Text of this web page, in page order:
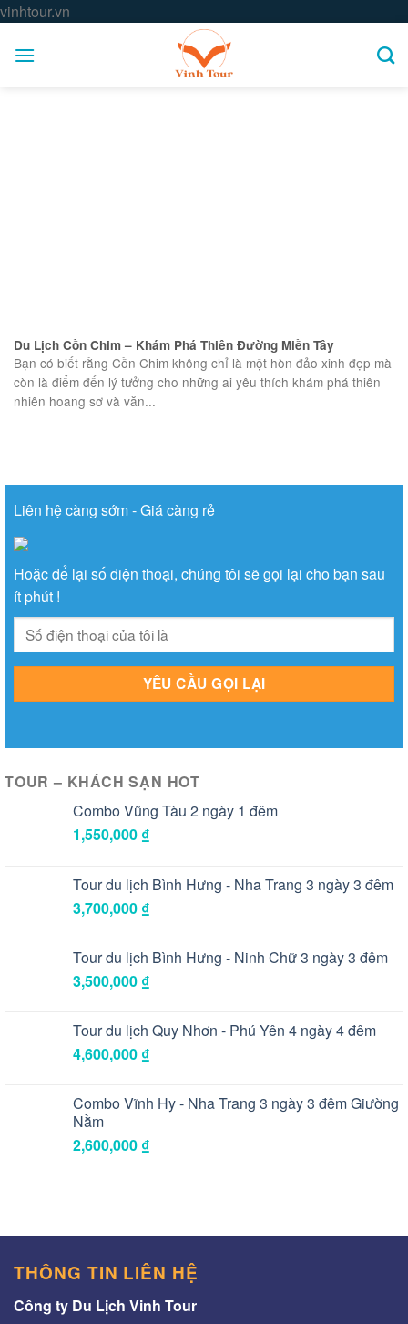
vinhtour.vn
Du Lịch Cồn Chim – Khám Phá Thiên Đường Miền Tây
Bạn có biết rằng Cồn Chim không chỉ là một hòn đảo xinh đẹp mà
còn là điểm đến lý tưởng cho những ai yêu thích khám phá thiên
nhiên hoang sơ và văn...
Liên hệ càng sớm - Giá càng rẻ
Hoặc để lại số điện thoại, chúng tôi sẽ gọi lại cho bạn sau
ít phút !
TOUR – KHÁCH SẠN HOT
Combo Vũng Tàu 2 ngày 1 đêm
1,550,000 ₫
Tour du lịch Bình Hưng - Nha Trang 3 ngày 3 đêm
3,700,000 ₫
Tour du lịch Bình Hưng - Ninh Chữ 3 ngày 3 đêm
3,500,000 ₫
Tour du lịch Quy Nhơn - Phú Yên 4 ngày 4 đêm
4,600,000 ₫
Combo Vĩnh Hy - Nha Trang 3 ngày 3 đêm Giường
Nằm
2,600,000 ₫
THÔNG TIN LIÊN HỆ
Công ty Du Lịch Vinh Tour